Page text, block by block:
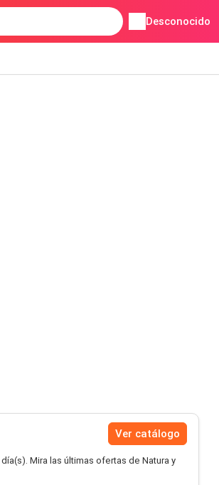
Desconocido
Ver catálogo
día(s). Mira las últimas ofertas de Natura y